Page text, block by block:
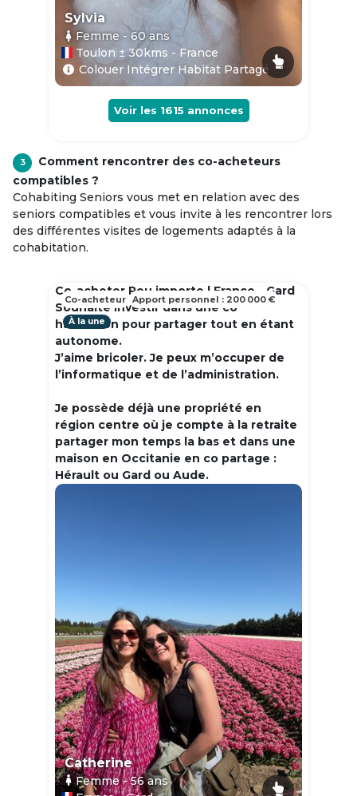
Sylvia
Femme - 60ans
Toulon ± 30kms - France
Colouer Intégrer Habitat Partagé
Voir les 1615 annonces
3
Comment rencontrer des co-acheteurs
compatibles ?
Cohabiting Seniors vous met en relation avec des
seniors compatibles et vous invite à les rencontrer lors
des différentes visites de logements adaptés à la
cohabitation.
Co-acheter Peu importe | France - Gard
Souhaite investir dans une co
habitation pour partager tout en étant
autonome.
J’aime bricoler. Je peux m’occuper de
l’informatique et de l’administration.
Je possède déjà une propriété en
région centre où je compte à la retraite
partager mon temps la bas et dans une
maison en Occitanie en co partage :
Hérault ou Gard ou Aude.
À la une
Catherine
Femme- 56ans
Co-acheteur Apport personnel : 200 000 €